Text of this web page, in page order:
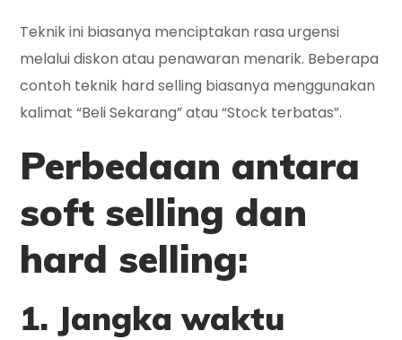
Teknik ini biasanya menciptakan rasa urgensi
melalui diskon atau penawaran menarik. Beberapa
contoh teknik hard selling biasanya menggunakan
kalimat “Beli Sekarang” atau “Stock terbatas”.
Perbedaan antara
soft selling dan
hard selling:
1. Jangka waktu